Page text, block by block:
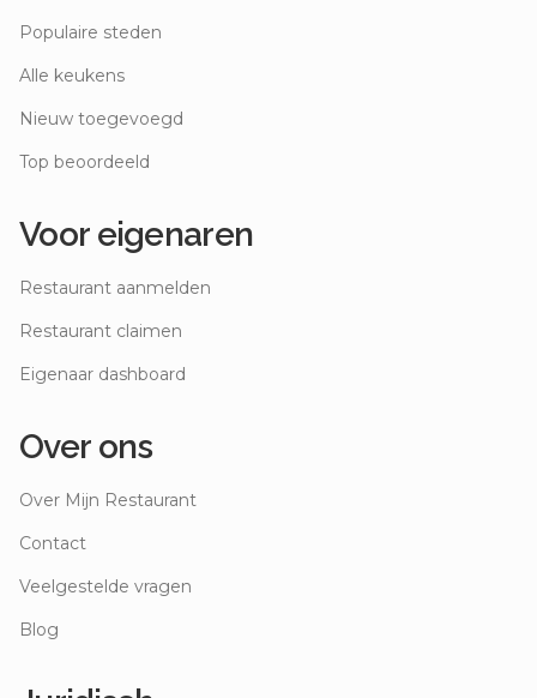
Populaire steden
Alle keukens
Nieuw toegevoegd
Top beoordeeld
Voor eigenaren
Restaurant aanmelden
Restaurant claimen
Eigenaar dashboard
Over ons
Over Mijn Restaurant
Contact
Veelgestelde vragen
Blog